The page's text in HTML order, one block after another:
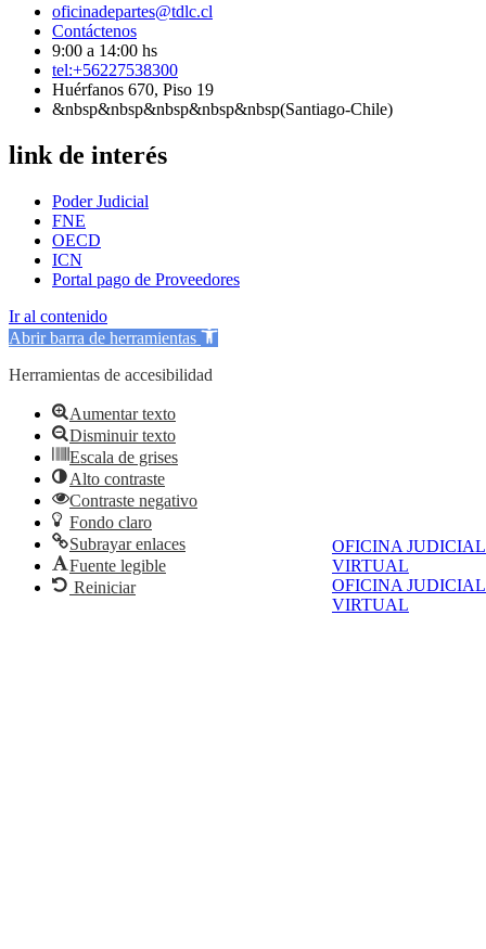
OFICINA JUDICIAL
VIRTUAL
OFICINA JUDICIAL
VIRTUAL
oficinadepartes@tdlc.cl
Contáctenos
9:00 a 14:00 hs
tel:+56227538300
Huérfanos 670, Piso 19
&nbsp&nbsp&nbsp&nbsp&nbsp(Santiago-Chile)
link de interés
Poder Judicial
FNE
OECD
ICN
Portal pago de Proveedores
Ir al contenido
Abrir barra de herramientas
Herramientas de accesibilidad
Aumentar texto
Disminuir texto
Escala de grises
Alto contraste
Contraste negativo
Fondo claro
Subrayar enlaces
Fuente legible
Reiniciar